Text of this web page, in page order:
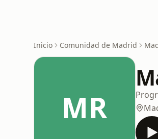
Inicio Comunidad de Madrid
MR